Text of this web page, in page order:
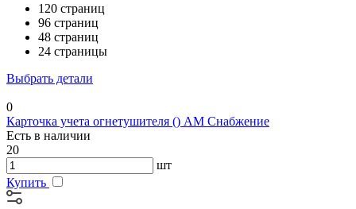
120 страниц
96 страниц
48 страниц
24 страницы
Выбрать детали
0
Карточка учета огнетушителя () АМ Снабжение
Есть в наличии
20
шт
Купить